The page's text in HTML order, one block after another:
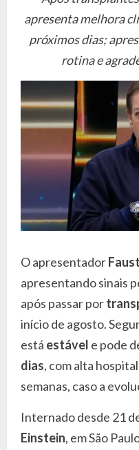
apresenta melhora
próximos dias;
rotina e
O apresentador
apresentando sinais
após passar por
início de agosto.
está estável e pode
dias, com alta
semanas, caso a
Internado desde 21
Einstein, em São